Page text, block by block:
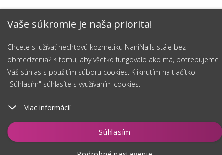
Vaše súkromie je naša priorita!
Chcete si užívať nechtovú kozmetiku NaniNails stále bez
obmedzenia? K tomu, aby všetko fungovalo ako má, potrebujeme
Váš súhlas s použitím súboru cookies. Kliknutím na tlačítko
"Súhlasím" súhlasíte s využívaním cookies.
Viac informácií
Súhlasím
Vložiť do košíka